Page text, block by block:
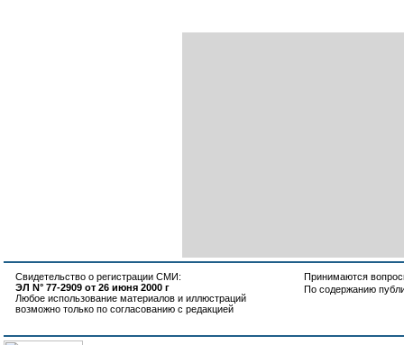
Свидетельство о регистрации СМИ:
ЭЛ N° 77-2909 от 26 июня 2000 г
Любое использование материалов и иллюстраций
возможно только по согласованию с редакцией
Принимаются
По содержанию